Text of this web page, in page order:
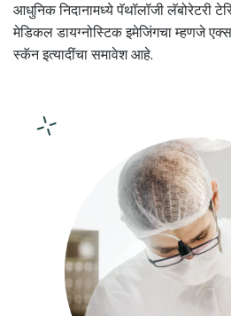
आधुनिक निदानामध्ये पॅथॉलॉजी लॅबोरेटरी
मेडिकल डायग्नोस्टिक इमेजिंगचा म्हणजे
स्कॅन इत्यादींचा समावेश आहे.